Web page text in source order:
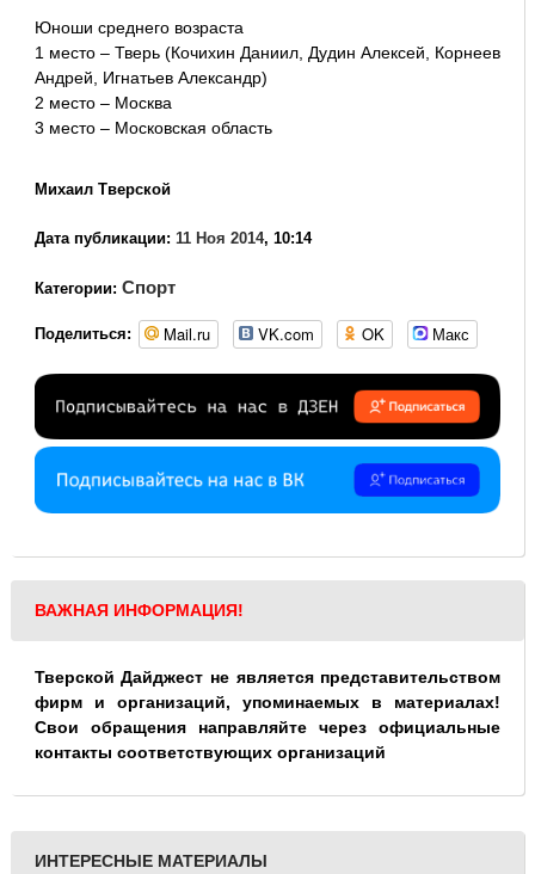
Юноши среднего возраста
1 место – Тверь (Кочихин Даниил, Дудин Алексей, Корнеев
Андрей, Игнатьев Александр)
2 место – Москва
3 место – Московская область
Михаил Тверской
Дата публикации: 11 Ноя 2014, 10:14
Категории: Спорт
Поделиться: Mail.ru VK.com OK Макс
ВАЖНАЯ ИНФОРМАЦИЯ!
Тверской Дайджест не является представительством
фирм и организаций, упоминаемых в материалах!
Свои обращения направляйте через официальные
контакты соответствующих организаций
ИНТЕРЕСНЫЕ МАТЕРИАЛЫ